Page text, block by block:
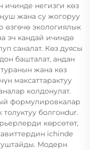
ичинде негизги көз
жана су жогоруу
өзгөчө экологиялык
эч кандай ичиндө
саналат. Көз дуясы
башталат, андан
жана көз
максаттарактуу
колдонулат.
формулировкалар
болгонdur.
көрсөтөт,
ichinde
Модерн